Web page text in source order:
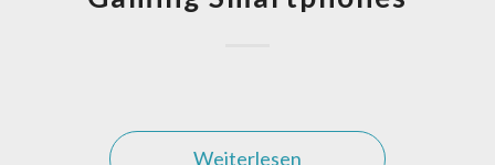
Weiterlesen